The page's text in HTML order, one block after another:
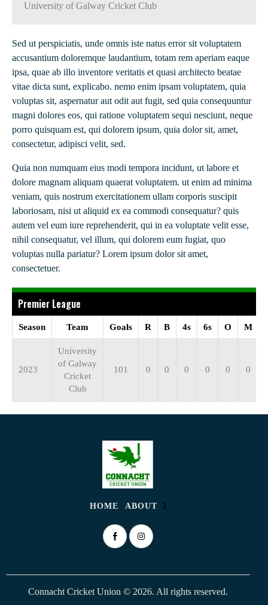
University of Galway Cricket Club
Sed ut perspiciatis, unde omnis iste natus error sit voluptatem
accusantium doloremque laudantium, totam rem aperiam eaque
ipsa, quae ab illo inventore veritatis et quasi architecto beatae
vitae dicta sunt, explicabo. nemo enim ipsam voluptatem, quia
voluptas sit, aspernatur aut odit aut fugit, sed quia consequuntur
magni dolores eos, qui ratione voluptatem sequi nesciunt, neque
porro quisquam est, qui dolorem ipsum, quia dolor sit, amet,
consectetur, adipisci velit, sed.
Quia non numquam eius modi tempora incidunt, ut labore et
dolore magnam aliquam quaerat voluptatem. ut enim ad minima
veniam, quis nostrum exercitationem ullam corporis suscipit
laboriosam, nisi ut aliquid ex ea commodi consequatur? quis
autem vel eum iure reprehenderit, qui in ea voluptate velit esse,
nihil consequatur, vel illum, qui dolorem eum fugiat, quo
voluptas nulla pariatur? Lorem ipsum dolor sit amet,
consectetuer.
Premier League
Season Team Goals R B 4s 6s O M
2023
University
of Galway
Cricket
Club
101 0 0 0 0 0 0
HOME ABOUT
Connacht Cricket Union © 2026. All rights reserved.